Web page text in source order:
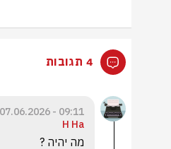
4 תגובות
09:11 - 07.06.2026
H Ha